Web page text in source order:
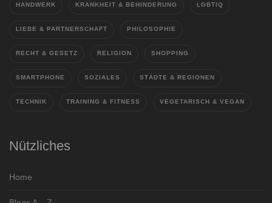
HANDWERK KRANKHEIT & BEHINDERUNG LGBTIQ
LIEBE & PARTNERSCHAFT PHILOSOPHIE
RECHT & GESETZ RELIGION SHOPPING
SMARTPHONE SOZIALES STÄDTE & REGIONEN
TECHNIK TRAINING & FITNESS VEGETARISCH & VEGAN
Nützliches
Home